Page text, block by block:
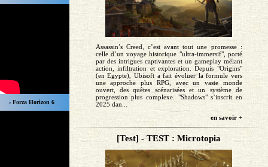
› Forza Horizon 6
Assassin’s Creed, c’est avant tout une promesse :
celle d’un voyage historique "ultra-immersif", porté
par des intrigues captivantes et un gameplay mêlant
action, infiltration et exploration. Depuis "Origins"
(en Egypte), Ubisoft a fait évoluer la formule vers
une approche plus RPG, avec un vaste monde
ouvert, des quêtes scénarisées et un système de
progression plus complexe. "Shadows" s’inscrit en
2025 dan...
en savoir +
[Test] - TEST : Microtopia